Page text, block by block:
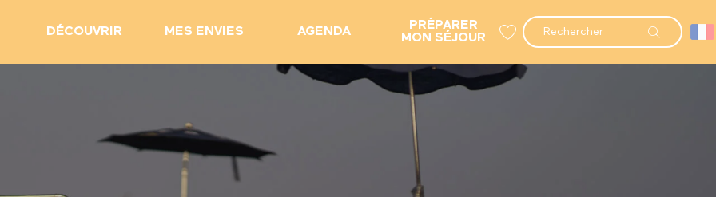
Recherche
DÉCOUVRIR MES ENVIES AGENDA
PRÉPARER
MON SÉJOUR